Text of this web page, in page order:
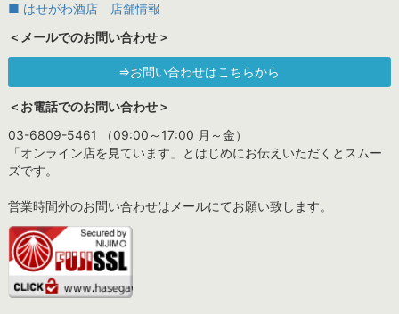
■ はせがわ酒店 店舗情報
＜メールでのお問い合わせ＞
⇒お問い合わせはこちらから
＜お電話でのお問い合わせ＞
03-6809-5461 （09:00～17:00 月～金）
「オンライン店を見ています」とはじめにお伝えいただくとスムー
ズです。
営業時間外のお問い合わせはメールにてお願い致します。